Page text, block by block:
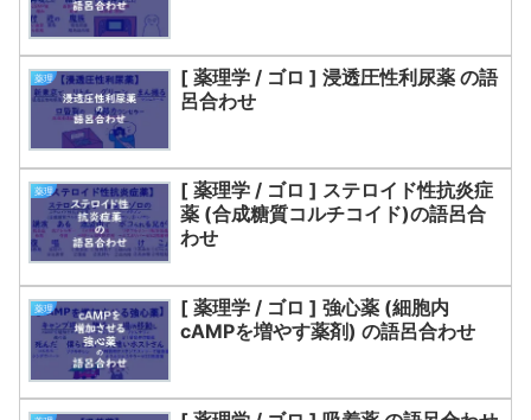
薬理
[ 薬理学 / ゴロ ] 浸透圧性利尿薬 の語
呂合わせ
薬理
[ 薬理学 / ゴロ ] ステロイド性抗炎症
薬 (合成糖質コルチコイド)の語呂合
わせ
薬理
[ 薬理学 / ゴロ ] 強心薬 (細胞内
cAMPを増やす薬剤) の語呂合わせ